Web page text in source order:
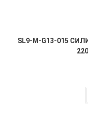
SL9-M-G13-015